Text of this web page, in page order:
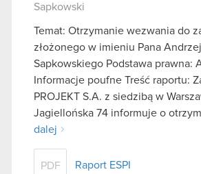
Sapkowski
Temat: Otrzymanie wezwania do
złożonego w imieniu Pana
Sapkowskiego Podstawa prawna:
Informacje poufne Treść raportu:
PROJEKT S.A. z siedzibą w
Jagiellońska 74 informuje o
dalej
PDF Raport ESPI